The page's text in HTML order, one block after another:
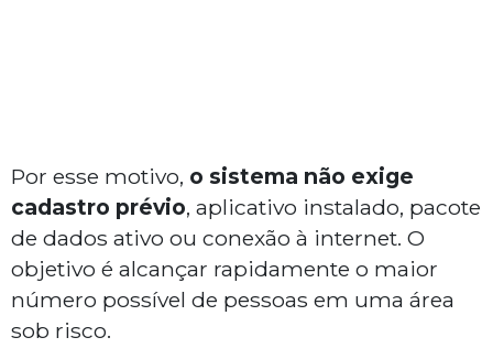
Por esse motivo, o sistema não exige
cadastro prévio, aplicativo instalado, pacote
de dados ativo ou conexão à internet. O
objetivo é alcançar rapidamente o maior
número possível de pessoas em uma área
sob risco.